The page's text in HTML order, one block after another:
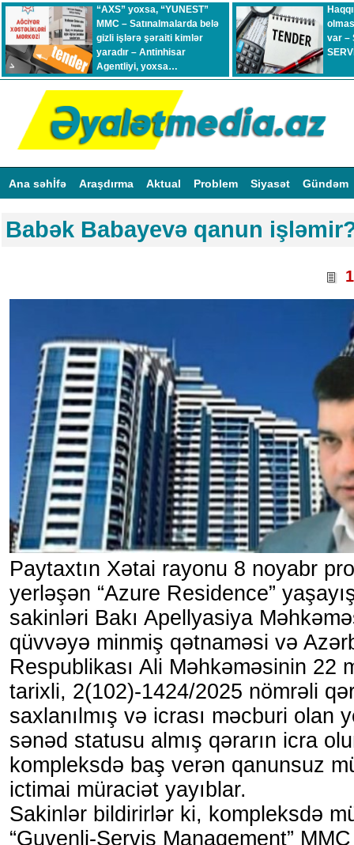
“AXS” yoxsa, “YUNEST”
MMC – Satınalmalarda belə
gizli işlərə şəraiti kimlər
yaradır – Antinhisar
Agentliyi, yoxsa…
var –
Ana səhİfə Araşdırma Aktual Problem Siyasət Gündəm
Babək Babayevə qanun
Paytaxtın Xətai rayonu 8 noyabr
yerləşən “Azure Residence”
sakinləri Bakı Apellyasiya
qüvvəyə minmiş qətnaməsi və
Respublikası Ali Məhkəməsinin 22
tarixli, 2(102)-1424/2025 nömrəli
saxlanılmış və icrası məcburi olan
sənəd statusu almış qərarın icra
kompleksdə baş verən qanunsuz
ictimai müraciət yayıblar.
Sakinlər bildirirlər ki, kompleksdə
“Guvenli-Servis Management”